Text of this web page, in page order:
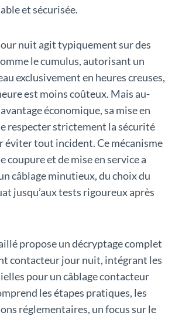
et sécurisée.
nuit agit typiquement sur des
le cumulus, autorisant un
exclusivement en heures creuses,
est moins coûteux. Mais au-
économique, sa mise en
respecter strictement la sécurité
éviter tout incident. Ce mécanisme
coupure et de mise en service a
câblage minutieux, du choix du
jusqu’aux tests rigoureux après
propose un décryptage complet
contacteur jour nuit, intégrant les
pour un câblage contacteur
les étapes pratiques, les
réglementaires, un focus sur le